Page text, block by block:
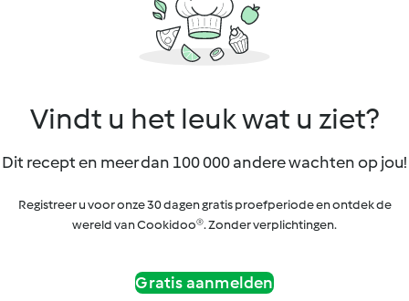
Vindt u het leuk wat u ziet?
Dit recept en meer dan 100 000 andere wachten op jou!
Registreer u voor onze 30 dagen gratis proefperiode en ontdek de
wereld van Cookidoo®. Zonder verplichtingen.
Gratis aanmelden